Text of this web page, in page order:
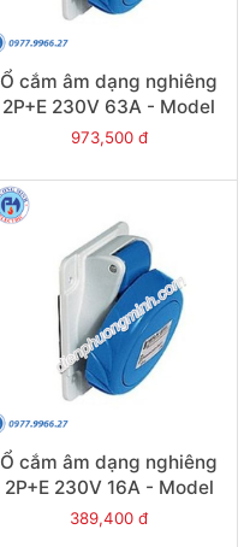
Ổ cắm âm dạng nghiêng
2P+E 230V 63A - Model
81278
973,500 đ
Ổ cắm âm dạng nghiêng
2P+E 230V 16A - Model
PKF16F723
389,400 đ